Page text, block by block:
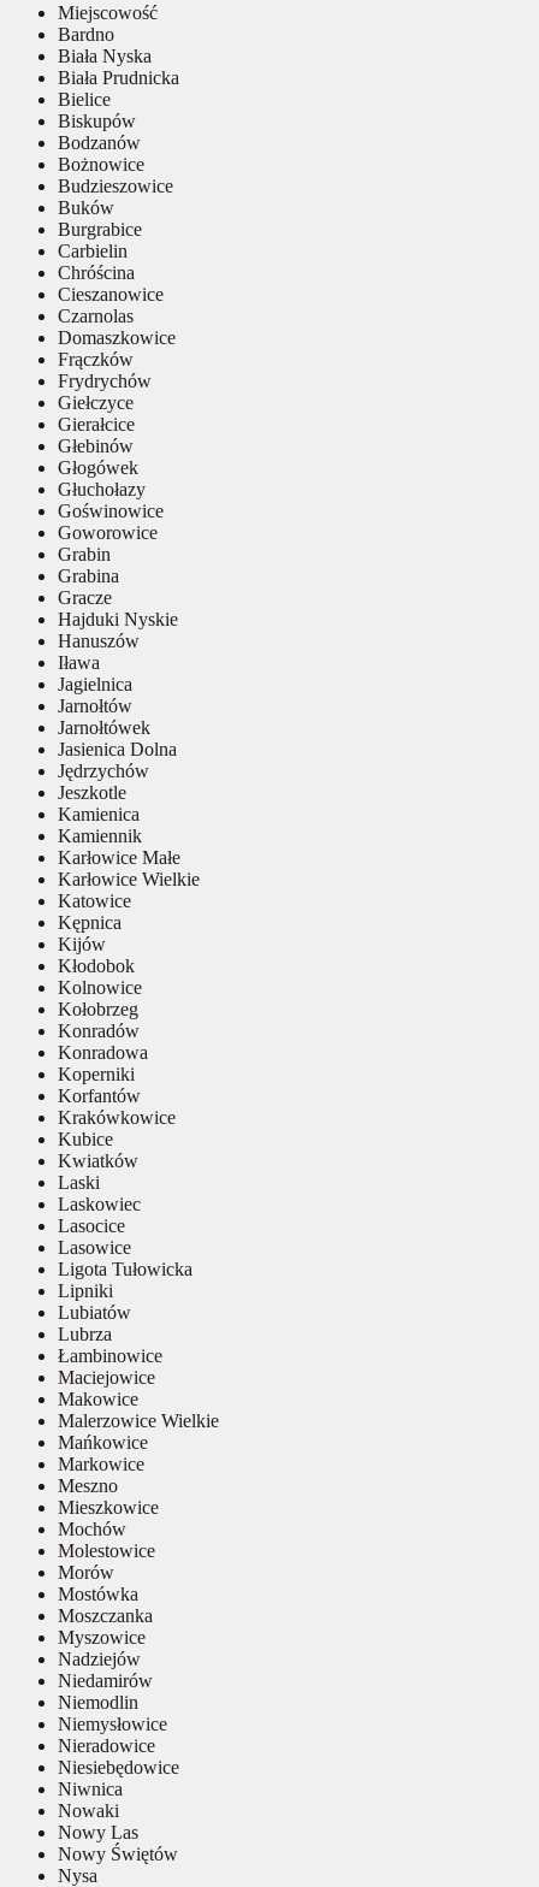
Miejscowość
Bardno
Biała Nyska
Biała Prudnicka
Bielice
Biskupów
Bodzanów
Bożnowice
Budzieszowice
Buków
Burgrabice
Carbielin
Chróścina
Cieszanowice
Czarnolas
Domaszkowice
Frączków
Frydrychów
Giełczyce
Gierałcice
Głebinów
Głogówek
Głuchołazy
Goświnowice
Goworowice
Grabin
Grabina
Gracze
Hajduki Nyskie
Hanuszów
Iława
Jagielnica
Jarnołtów
Jarnołtówek
Jasienica Dolna
Jędrzychów
Jeszkotle
Kamienica
Kamiennik
Karłowice Małe
Karłowice Wielkie
Katowice
Kępnica
Kijów
Kłodobok
Kolnowice
Kołobrzeg
Konradów
Konradowa
Koperniki
Korfantów
Krakówkowice
Kubice
Kwiatków
Laski
Laskowiec
Lasocice
Lasowice
Ligota Tułowicka
Lipniki
Lubiatów
Lubrza
Łambinowice
Maciejowice
Makowice
Malerzowice Wielkie
Mańkowice
Markowice
Meszno
Mieszkowice
Mochów
Molestowice
Morów
Mostówka
Moszczanka
Myszowice
Nadziejów
Niedamirów
Niemodlin
Niemysłowice
Nieradowice
Niesiebędowice
Niwnica
Nowaki
Nowy Las
Nowy Świętów
Nysa